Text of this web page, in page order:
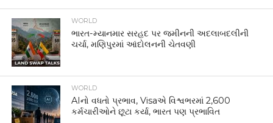
WORLD
ભારત-મ્યાનમાર સરહદ પર જમીનની અદલાબદલીની
ચર્ચા, મણિપુરમાં આંદોલનની ચેતવણી
WORLD
AIનો વધતો પ્રભાવ, Visaએ વિશ્વભરમાં 2,600
કર્મચારીઓને છૂટા કર્યા, ભારત પણ પ્રભાવિત